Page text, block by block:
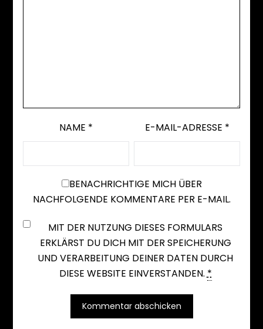
NAME * E-MAIL-ADRESSE *
BENACHRICHTIGE MICH ÜBER
NACHFOLGENDE KOMMENTARE PER E-MAIL.
MIT DER NUTZUNG DIESES FORMULARS
ERKLÄRST DU DICH MIT DER SPEICHERUNG
UND VERARBEITUNG DEINER DATEN DURCH
DIESE WEBSITE EINVERSTANDEN.*